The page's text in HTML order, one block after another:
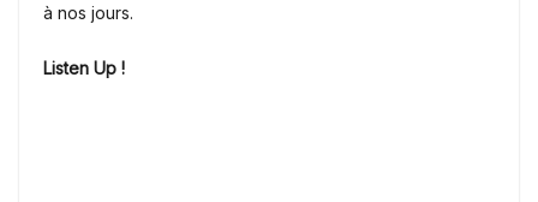
à nos jours.
Listen Up !